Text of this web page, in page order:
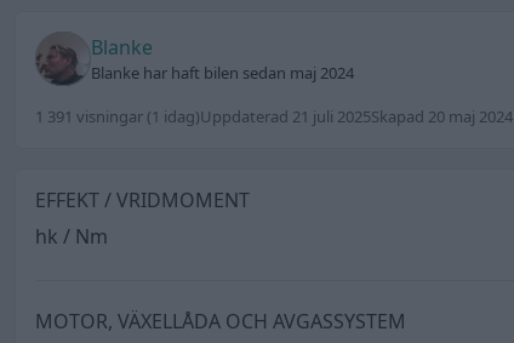
Blanke
Blanke har haft bilen sedan maj 2024
1 391 visningar (1 idag)Uppdaterad 21 juli 2025Skapad 20 maj 2024
EFFEKT / VRIDMOMENT
hk / Nm
MOTOR, VÄXELLÅDA OCH AVGASSYSTEM